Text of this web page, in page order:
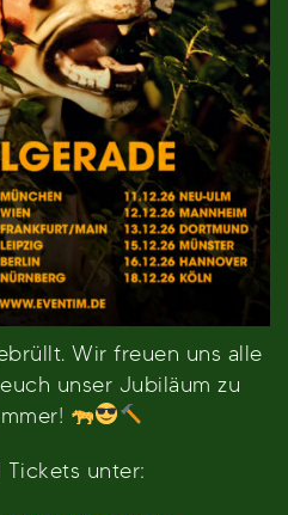
Wir freuen uns alle
unser Jubiläum zu
unter: